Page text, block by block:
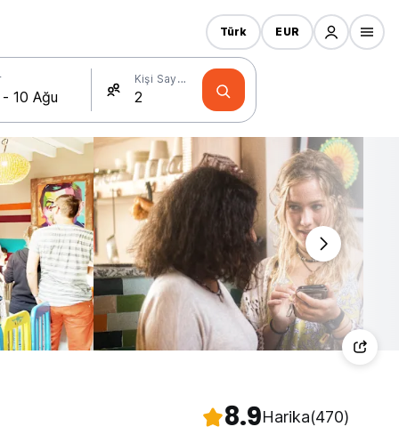
Kişi Sayısı
Türk EUR
8.9Harika(470)